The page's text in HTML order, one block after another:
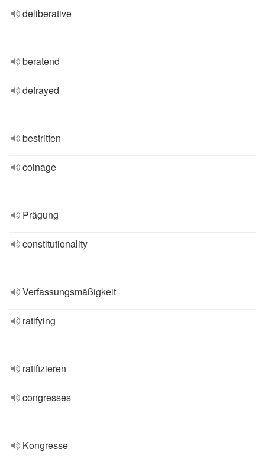
deliberative
beratend
defrayed
bestritten
coinage
Prägung
constitutionality
Verfassungsmäßigkeit
ratifying
ratifizieren
congresses
Kongresse